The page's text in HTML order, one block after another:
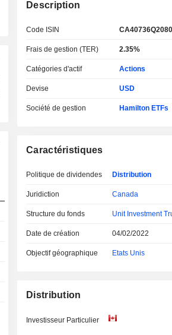
Description
Code ISIN CA40736Q2080
Frais de gestion (TER) 2.35%
Catégories d'actif Actions
Devise USD
Société de gestion Hamilton ETFs
Caractéristiques
Politique de dividendes Distribution
Juridiction Canada
Structure du fonds Unit Investment
Date de création 04/02/2022
Objectif géographique Etats Unis
Distribution
Investisseur Particulier